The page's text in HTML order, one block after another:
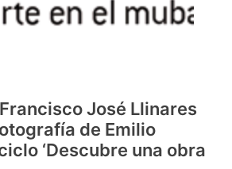
José Llinares
de Emilio
‘Descubre una obra